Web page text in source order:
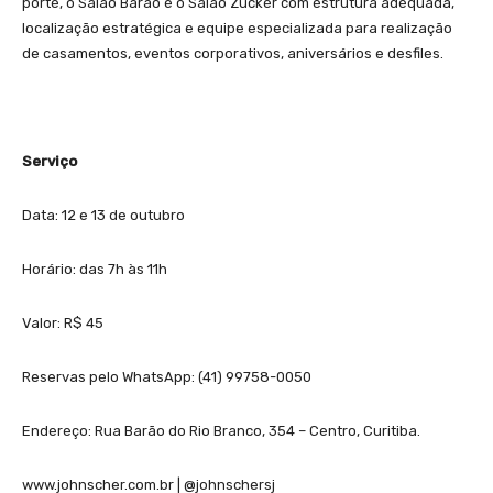
localização estratégica e equipe especializada para realização
de casamentos, eventos corporativos, aniversários e desfiles.
Serviço
Data: 12 e 13 de outubro
Horário: das 7h às 11h
Valor: R$ 45
Reservas pelo WhatsApp: (41) 99758-0050
Endereço: Rua Barão do Rio Branco, 354 – Centro, Curitiba.
www.johnscher.com.br | @johnschersj